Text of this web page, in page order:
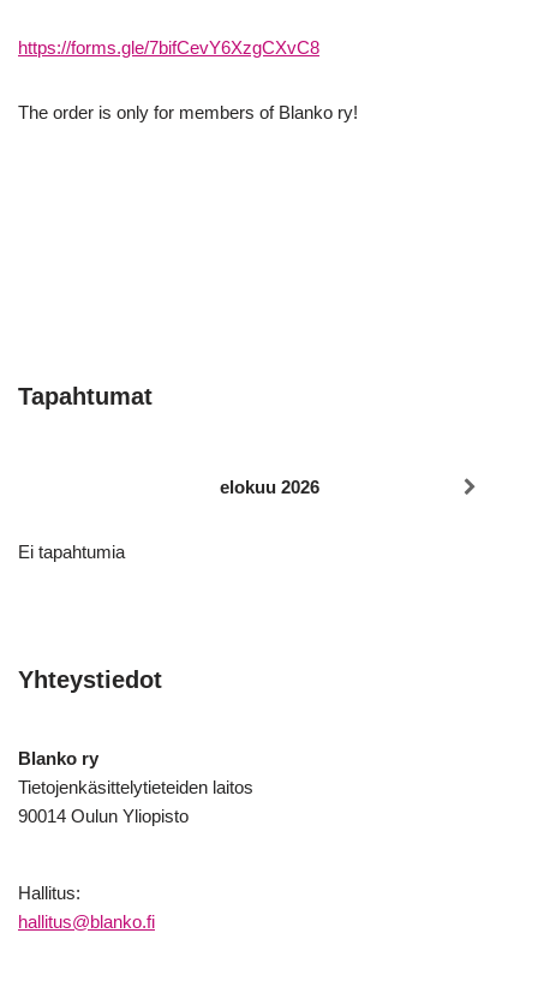
https://forms.gle/7bifCevY6XzgCXvC8
The order is only for members of Blanko ry!
Tapahtumat
elokuu 2026
Ei tapahtumia
Yhteystiedot
Blanko ry
Tietojenkäsittelytieteiden laitos
90014 Oulun Yliopisto
Hallitus:
hallitus@blanko.fi